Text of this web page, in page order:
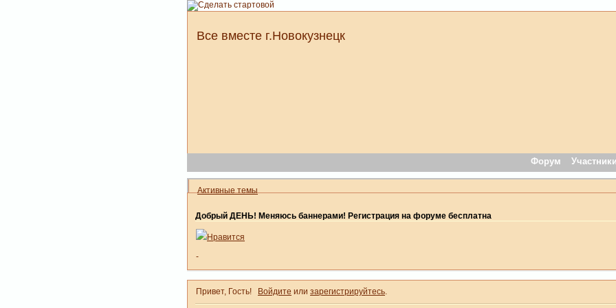
Все вместе г.Новокузнецк
Форум Участники
Активные темы
Добрый ДЕНЬ! Меняюсь баннерами! Регистрация на форуме бесплатна
Нравится
-
Привет, Гость! Войдите или зарегистрируйтесь.